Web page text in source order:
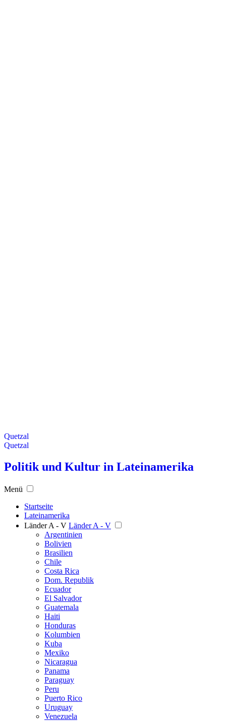
Quetzal
Quetzal
Politik und Kultur in Lateinamerika
Menü
Startseite
Lateinamerika
Länder A - V Länder A - V
Argentinien
Bolivien
Brasilien
Chile
Costa Rica
Dom. Republik
Ecuador
El Salvador
Guatemala
Haiti
Honduras
Kolumbien
Kuba
Mexiko
Nicaragua
Panama
Paraguay
Peru
Puerto Rico
Uruguay
Venezuela